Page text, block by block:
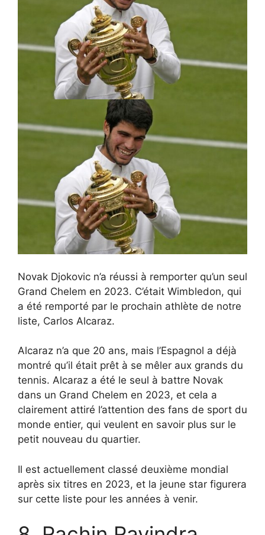
Novak Djokovic n’a réussi à remporter qu’un seul
Grand Chelem en 2023. C’était Wimbledon, qui
a été remporté par le prochain athlète de notre
liste, Carlos Alcaraz.
Alcaraz n’a que 20 ans, mais l’Espagnol a déjà
montré qu’il était prêt à se mêler aux grands du
tennis. Alcaraz a été le seul à battre Novak
dans un Grand Chelem en 2023, et cela a
clairement attiré l’attention des fans de sport du
monde entier, qui veulent en savoir plus sur le
petit nouveau du quartier.
Il est actuellement classé deuxième mondial
après six titres en 2023, et la jeune star figurera
sur cette liste pour les années à venir.